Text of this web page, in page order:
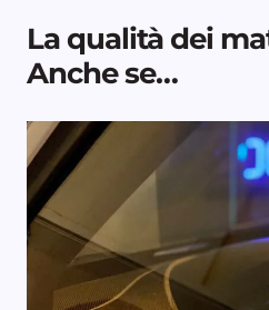
La qualità dei
Anche se…